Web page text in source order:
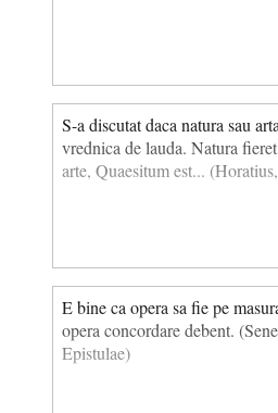
S-a discutat daca natura sau
vrednica de lauda. Natura
arte, Quaesitum est...
E bine ca opera sa fie pe
opera concordare debent.
Epistulae)